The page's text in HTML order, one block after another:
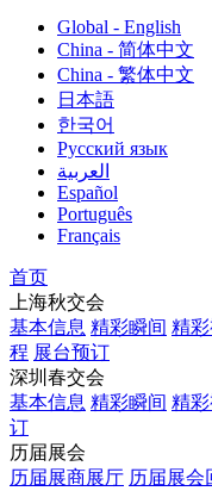
Global - English
China - 简体中文
China - 繁体中文
日本語
한국어
Русский язык
العربية
Español
Português
Français
首页
上海秋交会
基本信息 精彩瞬间 精
程 展台预订
深圳春交会
基本信息 精彩瞬间 精
订
历届展会
历届展商展厅 历届展会